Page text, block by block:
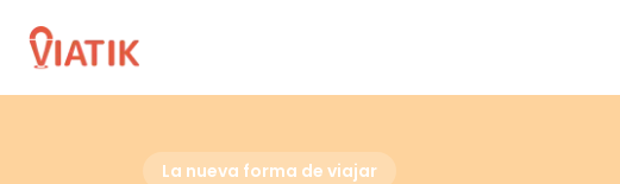
La nueva forma de viajar